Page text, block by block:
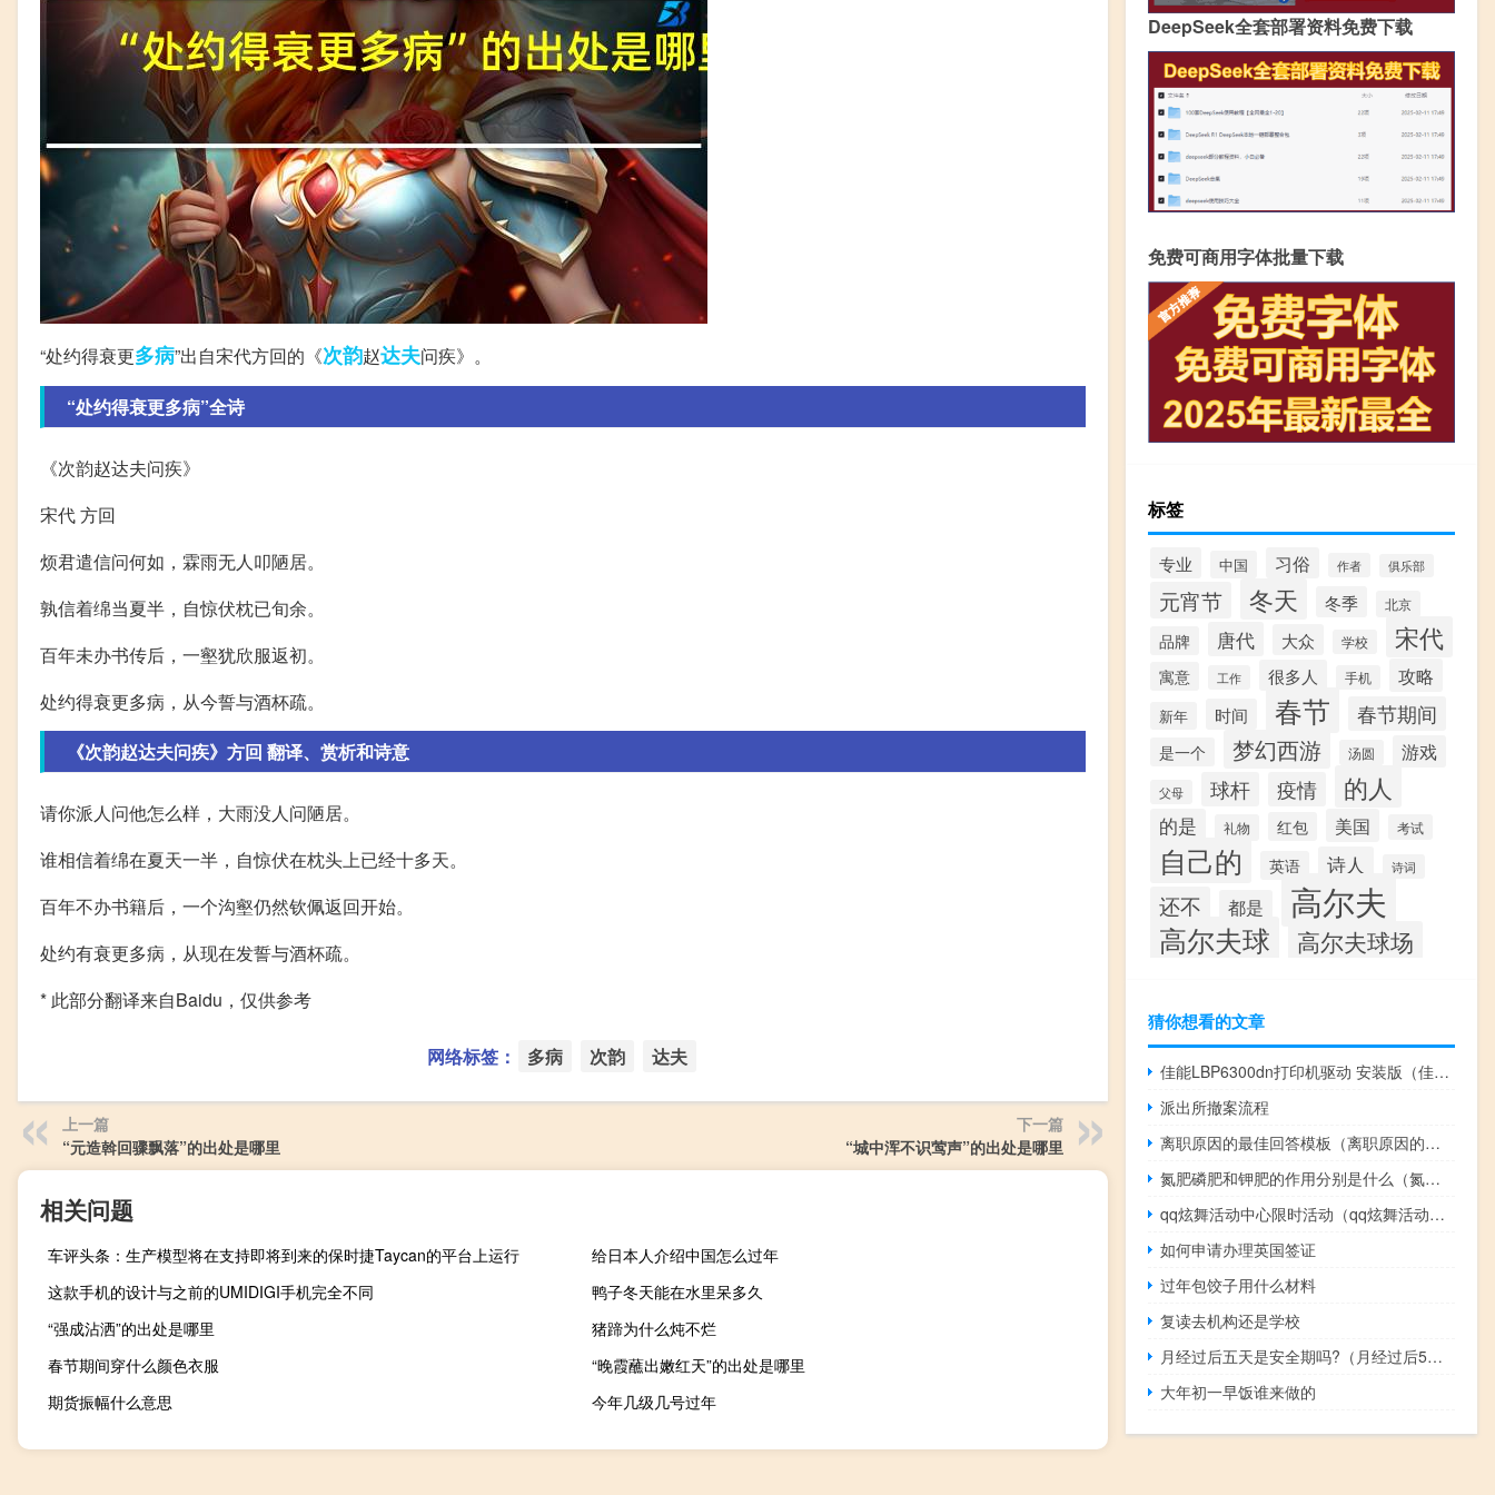
“处约得衰更多病”出自宋代方回的《次韵赵达夫问疾》。
“处约得衰更多病”全诗
《次韵赵达夫问疾》
宋代 方回
烦君遣信问何如，霖雨无人叩陋居。
孰信着绵当夏半，自惊伏枕已旬余。
百年未办书传后，一壑犹欣服返初。
处约得衰更多病，从今誓与酒杯疏。
《次韵赵达夫问疾》方回 翻译、赏析和诗意
请你派人问他怎么样，大雨没人问陋居。
谁相信着绵在夏天一半，自惊伏在枕头上已经十多天。
百年不办书籍后，一个沟壑仍然钦佩返回开始。
处约有衰更多病，从现在发誓与酒杯疏。
* 此部分翻译来自Baidu，仅供参考
网络标签： 多病 次韵 达夫
上一篇
“元造斡回骤飘落”的出处是哪里
下一篇
“城中浑不识莺声”的出处是哪里
相关问题
车评头条：生产模型将在支持即将到来的保时捷Taycan的平台上运行
给日本人介绍中国怎么过年
这款手机的设计与之前的UMIDIGI手机完全不同
鸭子冬天能在水里呆多久
“强成沾洒”的出处是哪里
猪蹄为什么炖不烂
春节期间穿什么颜色衣服
“晚霞蘸出嫩红天”的出处是哪里
期货振幅什么意思
今年几级几号过年
DeepSeek全套部署资料免费下载
免费可商用字体批量下载
标签
专业 中国 习俗 作者 俱乐部
元宵节 冬天 冬季 北京
品牌 唐代 大众 学校 宋代
寓意 工作 很多人 手机 攻略
新年 时间 春节 春节期间
是一个 梦幻西游 汤圆 游戏
父母 球杆 疫情 的人
的是 礼物 红包 美国 考试
自己的 英语 诗人 诗词
还不 都是 高尔夫
高尔夫球 高尔夫球场
猜你想看的文章
佳能LBP6300dn打印机驱动 安装版（佳能LBP6300dn打印机驱动 安装版功能简介）
派出所撤案流程
离职原因的最佳回答模板（离职原因的最佳回答）
氮肥磷肥和钾肥的作用分别是什么（氮肥 磷肥 钾肥分别起什么作用）
qq炫舞活动中心限时活动（qq炫舞活动中心）
如何申请办理英国签证
过年包饺子用什么材料
复读去机构还是学校
月经过后五天是安全期吗?（月经过后5天是安全期吗）
大年初一早饭谁来做的